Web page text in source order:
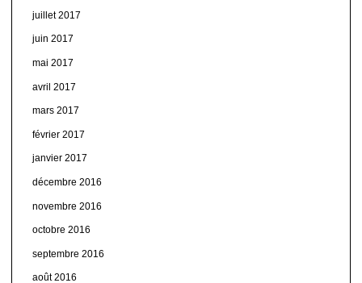
juillet 2017
juin 2017
mai 2017
avril 2017
mars 2017
février 2017
janvier 2017
décembre 2016
novembre 2016
octobre 2016
septembre 2016
août 2016